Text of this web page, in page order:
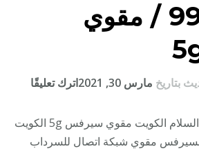
99384888 / مقوي
بتاريخ مارس 30, 2021 اترك تعليقًا
شبكة
افضل مقوي شبكة 5g السلام الكويت مقوي سيرفس 5g الكويت
مقوي شبكة اتصال للسرداب